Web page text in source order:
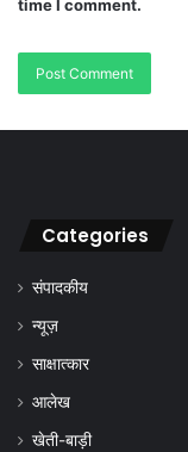
time I comment.
Categories
संपादकीय
न्यूज़
साक्षात्कार
आलेख
खेती-बाड़ी